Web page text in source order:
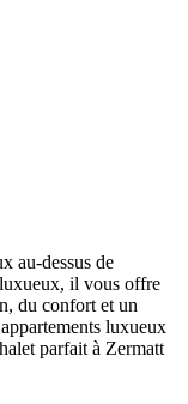
au-dessus de
il vous offre
du confort et un
luxueux
parfait à Zermatt